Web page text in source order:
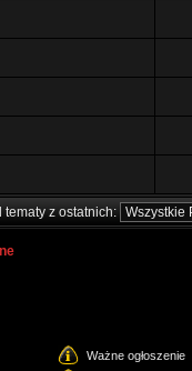
tematy z ostatnich:
Ważne ogłoszenie